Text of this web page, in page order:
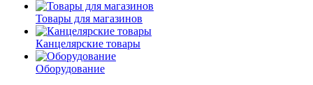
Товары для магазинов
Канцелярские товары
Оборудование